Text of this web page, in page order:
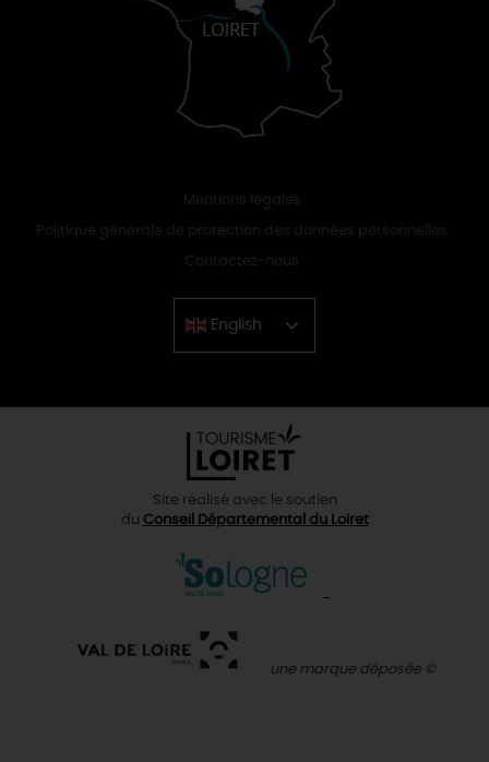
Mentions légales
Politique générale de protection des données personnelles
Contactez-nous
English
Chinese
Site réalisé avec le soutien
du Conseil Départemental du Loiret
une marque déposée ©